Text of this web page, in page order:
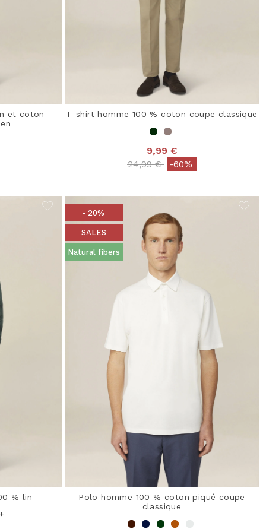
et coton
T-shirt homme 100 % coton coupe classique
9,99 €
Price reduced from
24,99 €to-60%
% lin
+
- 20%
SALES
Natural fibers
Polo homme 100 % coton piqué coupe
classique